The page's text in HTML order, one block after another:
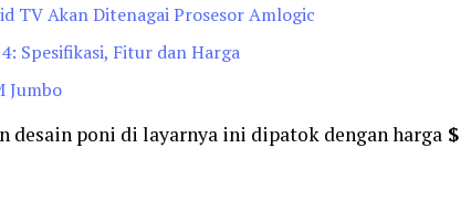
TV Akan Ditenagai Prosesor Amlogic
Spesifikasi, Fitur dan Harga
Jumbo
poni di layarnya ini dipatok dengan harga $